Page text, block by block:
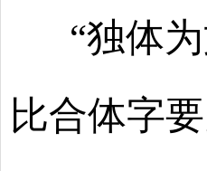
“独体为
比合体字